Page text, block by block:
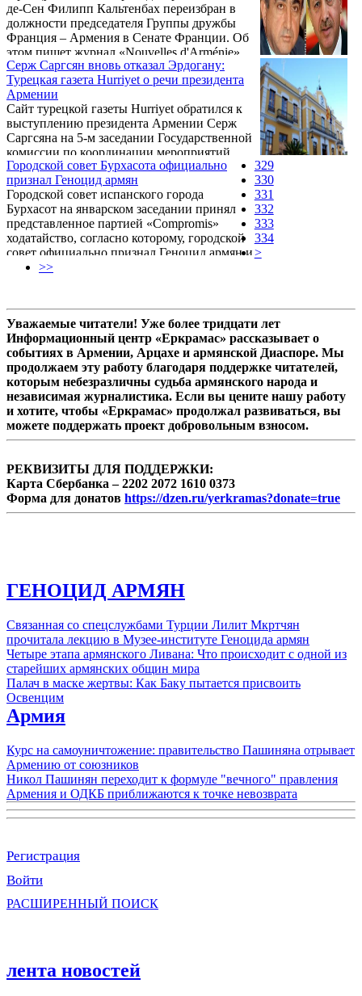
де-Сен Филипп Кальтенбах переизбран в
должности председателя Группы дружбы
Франция – Армения в Сенате Франции. Об
этом пишет журнал «Nouvelles d'Arménie».
Серж Саргсян вновь отказал Эрдогану:
Турецкая газета Hurriyet о речи президента
Армении
Сайт турецкой газеты Hurriyet обратился к
выступлению президента Армении Серж
Саргсяна на 5-м заседании Государственной
комиссии по координации мероприятий,
посвященных 100-й годовщине Геноцида
армян в Османской империи 1915г. Издание
с определенными сокращениями приводит
следующую часть речи Сержа Саргсяна:
Городской совет Бурхасота официально
признал Геноцид армян
Городской совет испанского города
Бурхасот на январском заседании принял
представленное партией «Compromis»
ходатайство, согласно которому, городской
совет официально признал Геноцид армян и
осудил это преступление против
329
330
331
332
333
334
>
>>
Уважаемые читатели! Уже более тридцати лет
Информационный центр «Еркрамас» рассказывает о
событиях в Армении, Арцахе и армянской Диаспоре. Мы
продолжаем эту работу благодаря поддержке читателей,
которым небезразличны судьба армянского народа и
независимая журналистика. Если вы цените нашу работу
и хотите, чтобы «Еркрамас» продолжал развиваться, вы
можете поддержать проект добровольным взносом.
РЕКВИЗИТЫ ДЛЯ ПОДДЕРЖКИ:
Карта Сбербанка – 2202 2072 1610 0373
Форма для донатов https://dzen.ru/yerkramas?donate=true
ГЕНОЦИД АРМЯН
Связанная со спецслужбами Турции Лилит Мкртчян
прочитала лекцию в Музее-институте Геноцида армян
Четыре этапа армянского Ливана: Что происходит с одной из
старейших армянских общин мира
Палач в маске жертвы: Как Баку пытается присвоить
Освенцим
Армия
Курс на самоуничтожение: правительство Пашиняна отрывает
Армению от союзников
Никол Пашинян переходит к формуле "вечного" правления
Армения и ОДКБ приближаются к точке невозврата
Регистрация
Войти
РАСШИРЕННЫЙ ПОИСК
лента новостей